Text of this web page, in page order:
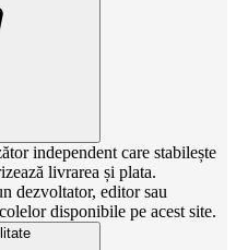
independent care stabilește
livrarea și plata.
dezvoltator, editor sau
disponibile pe acest site.